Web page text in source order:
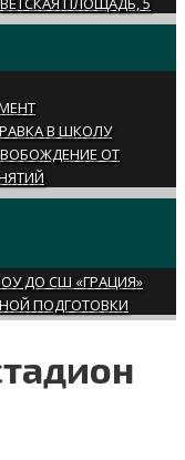
В ШКОЛУ
ОТ
ДО СШ «ГРАЦИЯ»
ПОДГОТОВКИ